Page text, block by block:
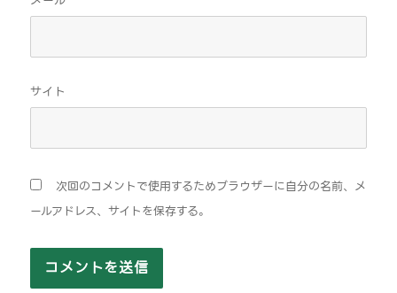
サイト
次回のコメントで使用するためブラウザーに自分の名前、メ
ールアドレス、サイトを保存する。